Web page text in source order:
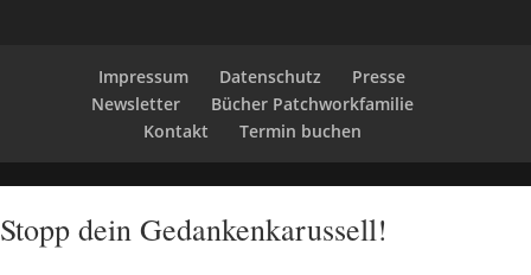
Impressum Datenschutz
Presse
Newsletter
Bücher Patchworkfamilie
Kontakt
Termin buchen
Stopp dein Gedankenkarussell!